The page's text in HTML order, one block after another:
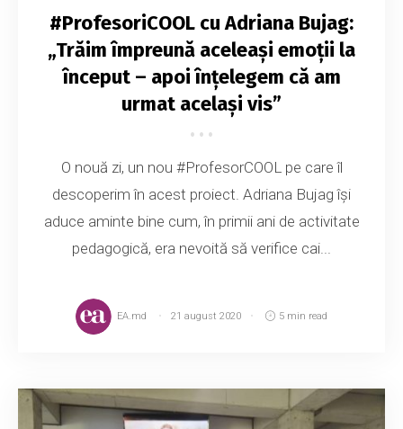
#ProfesoriCOOL cu Adriana Bujag:
„Trăim împreună aceleași emoții la
început – apoi înțelegem că am
urmat același vis”
O nouă zi, un nou #ProfesorCOOL pe care îl
descoperim în acest proiect. Adriana Bujag își
aduce aminte bine cum, în primii ani de activitate
pedagogică, era nevoită să verifice cai...
EA.md 21 august 2020 5 min read